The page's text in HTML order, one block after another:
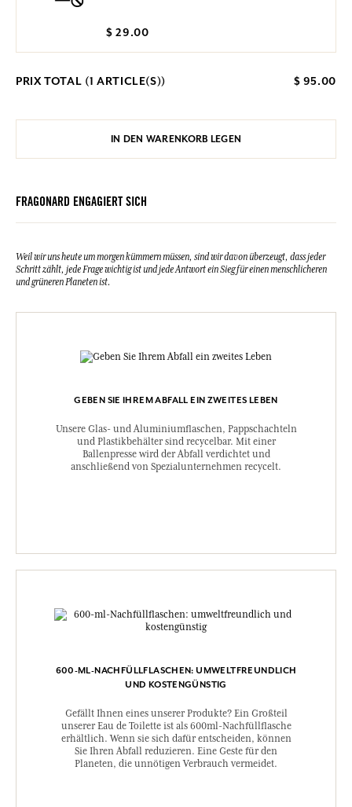
$ 29.00
PRIX TOTAL (1 ARTICLE(S)) $ 95.00
IN DEN WARENKORB LEGEN
FRAGONARD ENGAGIERT SICH
Weil wir uns heute um morgen kümmern müssen, sind wir davon überzeugt, dass jeder
Schritt zählt, jede Frage wichtig ist und jede Antwort ein Sieg für einen menschlicheren
und grüneren Planeten ist.
GEBEN SIE IHREM ABFALL EIN ZWEITES LEBEN
Unsere Glas- und Aluminiumflaschen, Pappschachteln
und Plastikbehälter sind recycelbar. Mit einer
Ballenpresse wird der Abfall verdichtet und
anschließend von Spezialunternehmen recycelt.
600-ML-NACHFÜLLFLASCHEN: UMWELTFREUNDLICH
UND KOSTENGÜNSTIG
Gefällt Ihnen eines unserer Produkte? Ein Großteil
unserer Eau de Toilette ist als 600ml-Nachfüllflasche
erhältlich. Wenn sie sich dafür entscheiden, können
Sie Ihren Abfall reduzieren. Eine Geste für den
Planeten, die unnötigen Verbrauch vermeidet.